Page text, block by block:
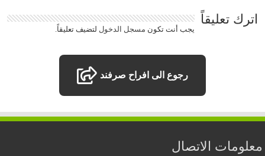
اترك تعليقاً
يجب أنت تكون مسجل الدخول لتضيف تعليقاً.
رجوع الى افراح صرفند
معلومات الاتصال